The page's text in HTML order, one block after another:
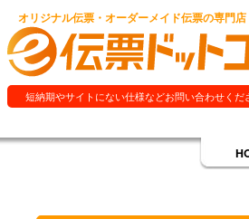
オリジナル伝票・オーダーメイド伝票の専門店
短納期やサイトにない仕様などお問い合わせくだ